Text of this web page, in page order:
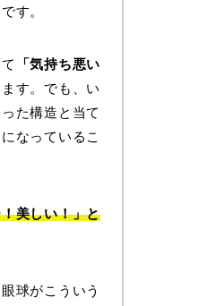
す。
「気持ち悪い
す。でも、い
た構造と当て
なっているこ
美しい！」と
球がこういう